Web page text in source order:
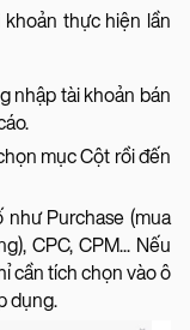
thực hiện lần
nhập tài khoản bán
mục Cột rồi đến
như Purchase (mua
CPC, CPM... Nếu
cần tích chọn vào ô
dụng.